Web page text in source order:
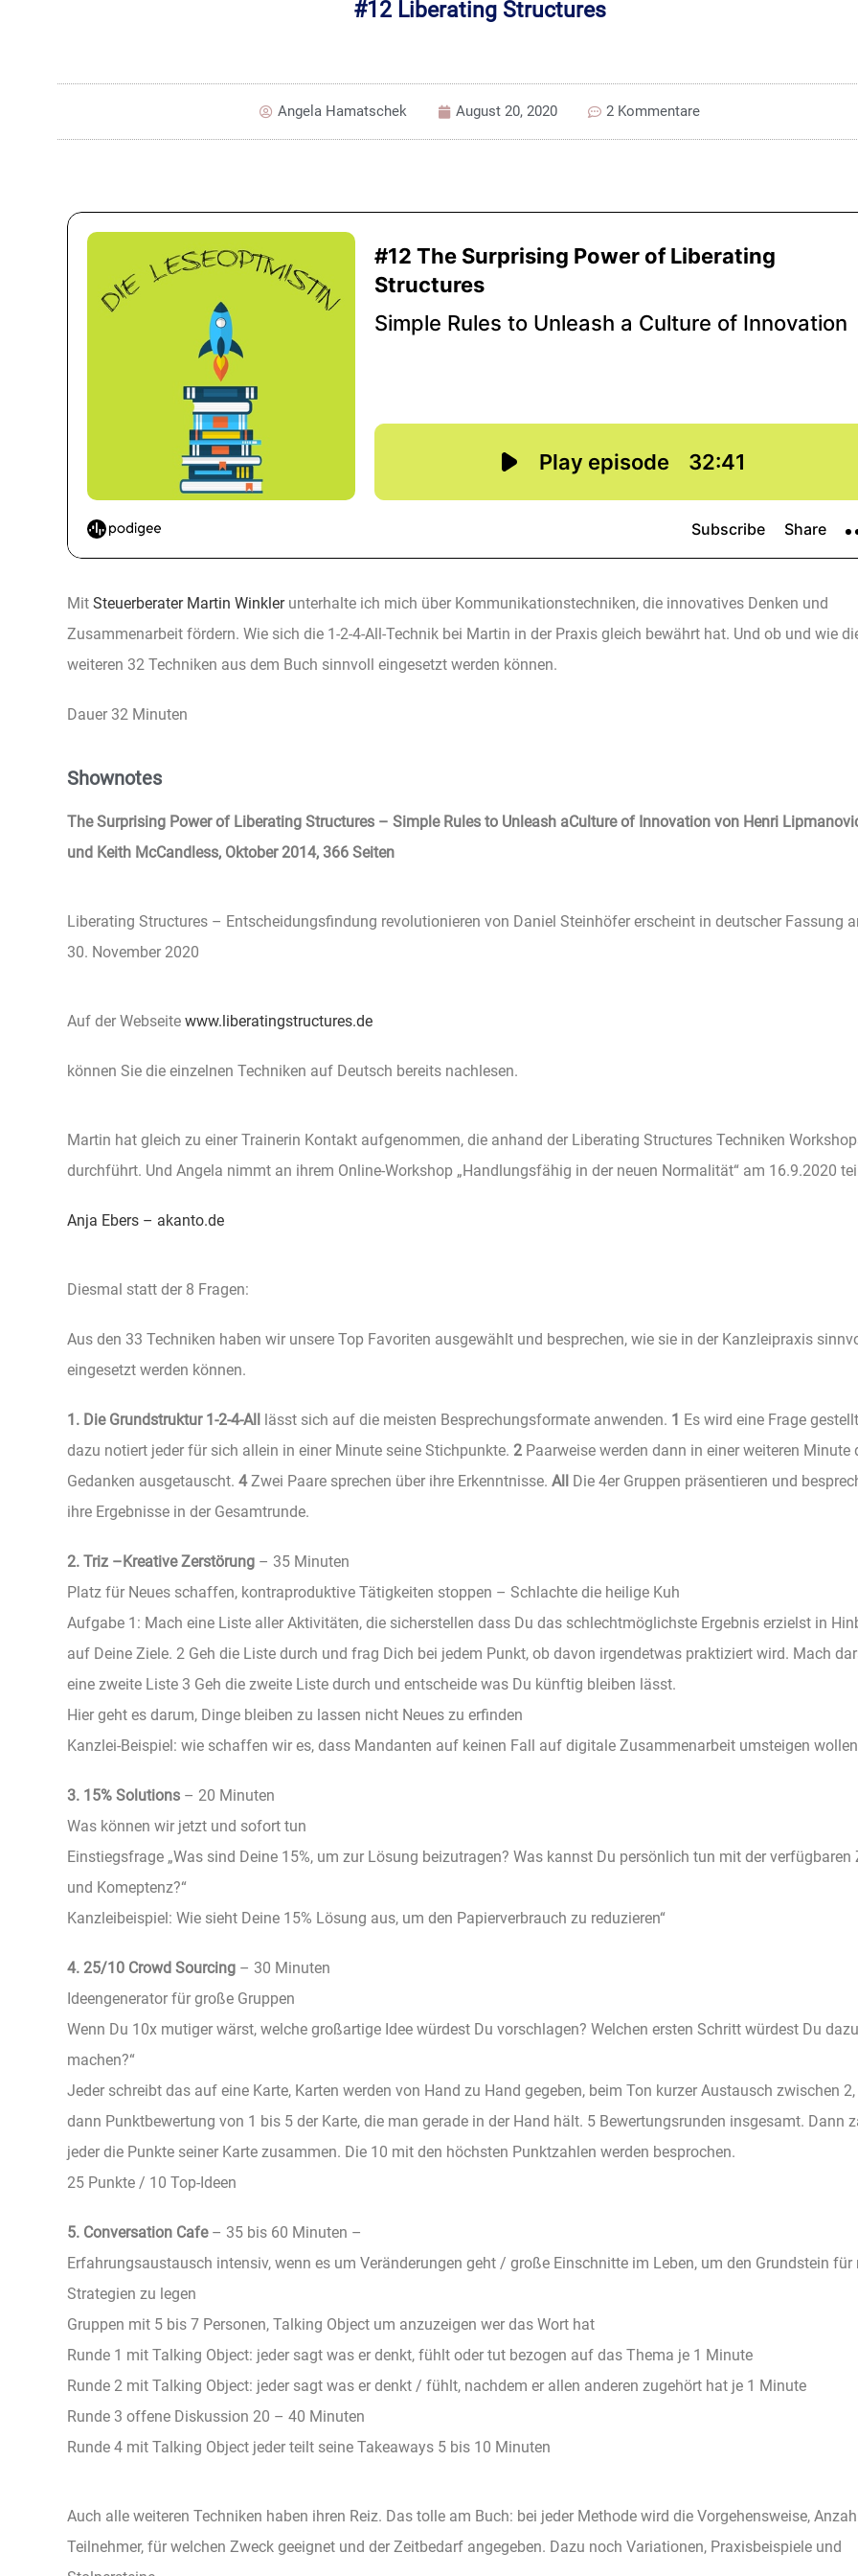
#12 Liberating Structures
Angela Hamatschek August 20, 2020 2 Kommentare
Mit Steuerberater Martin Winklerunterhalte ich mich über Kommunikationstechniken, die innovatives Denken und
Zusammenarbeit fördern. Wie sich die 1-2-4-All-Technik bei Martin in der Praxis gleich bewährt hat. Und ob und wie
weiteren 32 Techniken aus dem Buch sinnvoll eingesetzt werden können.
Dauer 32 Minuten
Shownotes
The Surprising Power of Liberating Structures – Simple Rules to Unleash aCulture of Innovation von Henri
und Keith McCandless, Oktober 2014, 366 Seiten
Liberating Structures – Entscheidungsfindung revolutionieren von Daniel Steinhöfer erscheint in deutscher Fassung
30. November 2020
Auf der Webseite www.liberatingstructures.de
können Sie die einzelnen Techniken auf Deutsch bereits nachlesen.
Martin hat gleich zu einer Trainerin Kontakt aufgenommen, die anhand der Liberating Structures Techniken
durchführt. Und Angela nimmt an ihrem Online-Workshop „Handlungsfähig in der neuen Normalität“ am 16.9.2020
Anja Ebers – akanto.de
Diesmal statt der 8 Fragen:
Aus den 33 Techniken haben wir unsere Top Favoriten ausgewählt und besprechen, wie sie in der Kanzleipraxis
eingesetzt werden können.
1. Die Grundstruktur 1-2-4-All lässt sich auf die meisten Besprechungsformate anwenden. 1 Es wird eine Frage
dazu notiert jeder für sich allein in einer Minute seine Stichpunkte. 2 Paarweise werden dann in einer weiteren Minute
Gedanken ausgetauscht. 4Zwei Paare sprechen über ihre Erkenntnisse. All Die 4er Gruppen präsentieren und
ihre Ergebnisse in der Gesamtrunde.
2. Triz –Kreative Zerstörung – 35 Minuten
Platz für Neues schaffen, kontraproduktive Tätigkeiten stoppen – Schlachte die heilige Kuh
Aufgabe 1: Mach eine Liste aller Aktivitäten, die sicherstellen dass Du das schlechtmöglichste Ergebnis erzielst in
auf Deine Ziele. 2 Geh die Liste durch und frag Dich bei jedem Punkt, ob davon irgendetwas praktiziert wird. Mach
eine zweite Liste 3 Geh die zweite Liste durch und entscheide was Du künftig bleiben lässt.
Hier geht es darum, Dinge bleiben zu lassen nicht Neues zu erfinden
Kanzlei-Beispiel: wie schaffen wir es, dass Mandanten auf keinen Fall auf digitale Zusammenarbeit umsteigen
3. 15% Solutions – 20 Minuten
Was können wir jetzt und sofort tun
Einstiegsfrage „Was sind Deine 15%, um zur Lösung beizutragen? Was kannst Du persönlich tun mit der verfügbaren
und Komeptenz?“
Kanzleibeispiel: Wie sieht Deine 15% Lösung aus, um den Papierverbrauch zu reduzieren“
4. 25/10 Crowd Sourcing – 30 Minuten
Ideengenerator für große Gruppen
Wenn Du 10x mutiger wärst, welche großartige Idee würdest Du vorschlagen? Welchen ersten Schritt würdest Du dazu
machen?“
Jeder schreibt das auf eine Karte, Karten werden von Hand zu Hand gegeben, beim Ton kurzer Austausch zwischen 2,
dann Punktbewertung von 1 bis 5 der Karte, die man gerade in der Hand hält. 5 Bewertungsrunden insgesamt. Dann
jeder die Punkte seiner Karte zusammen. Die 10 mit den höchsten Punktzahlen werden besprochen.
25 Punkte / 10 Top-Ideen
5. Conversation Cafe– 35 bis 60 Minuten –
Erfahrungsaustausch intensiv, wenn es um Veränderungen geht / große Einschnitte im Leben, um den Grundstein für
Strategien zu legen
Gruppen mit 5 bis 7 Personen, Talking Object um anzuzeigen wer das Wort hat
Runde 1 mit Talking Object: jeder sagt was er denkt, fühlt oder tut bezogen auf das Thema je 1 Minute
Runde 2 mit Talking Object: jeder sagt was er denkt / fühlt, nachdem er allen anderen zugehört hat je 1 Minute
Runde 3 offene Diskussion 20 – 40 Minuten
Runde 4 mit Talking Object jeder teilt seine Takeaways 5 bis 10 Minuten
Auch alle weiteren Techniken haben ihren Reiz. Das tolle am Buch: bei jeder Methode wird die Vorgehensweise,
Teilnehmer, für welchen Zweck geeignet und der Zeitbedarf angegeben. Dazu noch Variationen, Praxisbeispiele und